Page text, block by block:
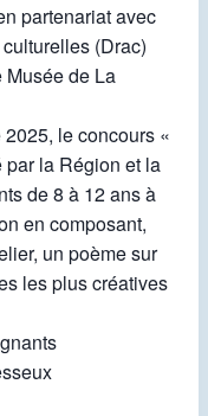
partenariat avec
(Drac)
Musée de La
le concours «
la Région et la
de 8 à 12 ans à
en composant,
un poème sur
les plus créatives